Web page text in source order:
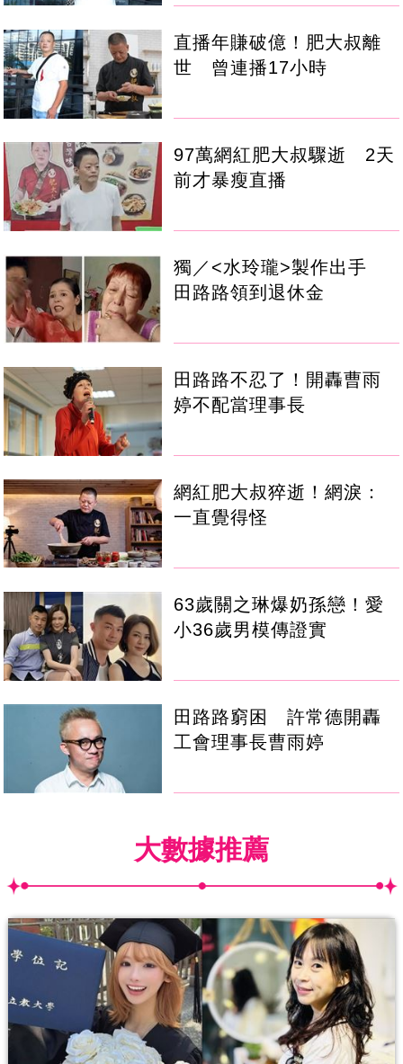
直播年賺破億！肥大叔離
世 曾連播17小時
97萬網紅肥大叔驟逝 2天
前才暴瘦直播
獨／<水玲瓏>製作出手
田路路領到退休金
田路路不忍了！開轟曹雨
婷不配當理事長
網紅肥大叔猝逝！網淚：
一直覺得怪
63歲關之琳爆奶孫戀！愛
小36歲男模傳證實
田路路窮困 許常德開轟
工會理事長曹雨婷
大數據推薦